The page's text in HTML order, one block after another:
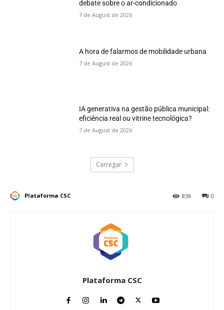
debate sobre o ar-condicionado
7 de August de 2026
A hora de falarmos de mobilidade urbana
7 de August de 2026
IA generativa na gestão pública municipal:
eficiência real ou vitrine tecnológica?
7 de August de 2026
Carregar
Plataforma CSC 0
859
Plataforma CSC